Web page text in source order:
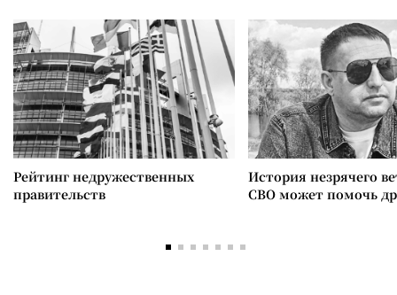
Рейтинг недружественных
правительств
История незрячего
СВО может помочь